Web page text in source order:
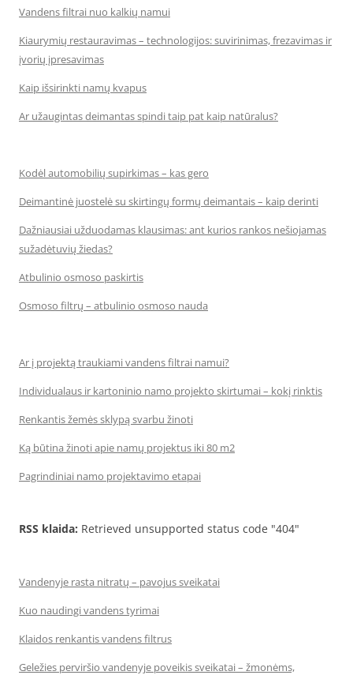
Vandens filtrai nuo kalkių namui
Kiaurymių restauravimas – technologijos: suvirinimas, frezavimas ir
įvorių įpresavimas
Kaip išsirinkti namų kvapus
Ar užaugintas deimantas spindi taip pat kaip natūralus?
Kodėl automobilių supirkimas – kas gero
Deimantinė juostelė su skirtingų formų deimantais – kaip derinti
Dažniausiai užduodamas klausimas: ant kurios rankos nešiojamas
sužadėtuvių žiedas?
Atbulinio osmoso paskirtis
Osmoso filtrų – atbulinio osmoso nauda
Ar į projektą traukiami vandens filtrai namui?
Individualaus ir kartoninio namo projekto skirtumai – kokį rinktis
Renkantis žemės sklypą svarbu žinoti
Ką būtina žinoti apie namų projektus iki 80 m2
Pagrindiniai namo projektavimo etapai
RSS klaida: Retrieved unsupported status code "404"
Vandenyje rasta nitratų – pavojus sveikatai
Kuo naudingi vandens tyrimai
Klaidos renkantis vandens filtrus
Geležies perviršio vandenyje poveikis sveikatai – žmonėms,